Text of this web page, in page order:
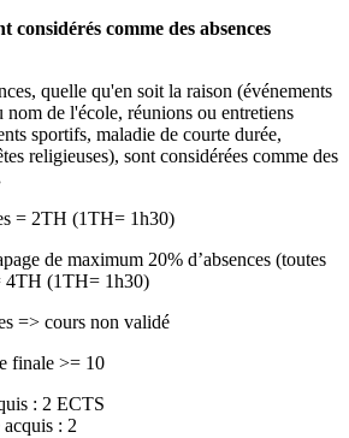
considérés comme des absences
quelle qu'en soit la raison (événements
nom de l'école, réunions ou entretiens
sportifs, maladie de courte durée,
religieuses), sont considérées comme des
= 2TH (1TH= 1h30)
de maximum 20% d’absences (toutes
4TH (1TH= 1h30)
=> cours non validé
finale >= 10
: 2 ECTS
: 2